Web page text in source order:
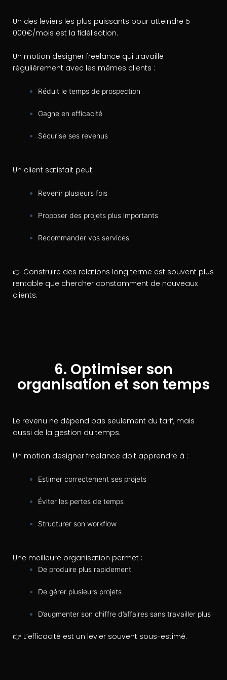
Un des leviers les plus puissants pour atteindre 5
000€/mois est la fidélisation.
Un motion designer freelance qui travaille
régulièrement avec les mêmes clients :
Réduit le temps de prospection
Gagne en efficacité
Sécurise ses revenus
Un client satisfait peut :
Revenir plusieurs fois
Proposer des projets plus importants
Recommander vos services
👉 Construire des relations long terme est souvent plus
rentable que chercher constamment de nouveaux
clients.
6. Optimiser son
organisation et son temps
Le revenu ne dépend pas seulement du tarif, mais
aussi de la gestion du temps.
Un motion designer freelance doit apprendre à :
Estimer correctement ses projets
Éviter les pertes de temps
Structurer son workflow
Une meilleure organisation permet :
De produire plus rapidement
De gérer plusieurs projets
D’augmenter son chiffre d’affaires sans travailler plus
👉 L’efficacité est un levier souvent sous-estimé.